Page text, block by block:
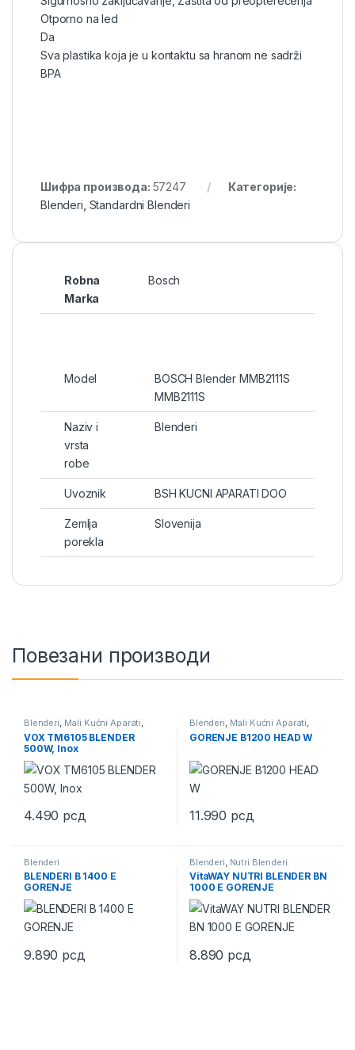
Otporno na led
Da
Sva plastika koja je u kontaktu sa hranom ne sadrži
BPA
Шифра производа: 57247
Категорије:
Blenderi Standardni Blenderi
Robna
Marka
Bosch
Model
BOSCH Blender MMB2111S
MMB2111S
Naziv i
vrsta
robe
Blenderi
Uvoznik BSH KUCNI APARATI DOO
Zemlja
porekla
Slovenija
Повезани производи
Blenderi, Mali Kućni Aparati,
Standardni Blenderi
VOX TM6105 BLENDER
500W, Inox
4.490 рсд
Blenderi, Mali Kućni Aparati,
Nutri Blenderi
GORENJE B1200 HEAD W
11.990 рсд
Blenderi
BLENDERI B 1400 E
GORENJE
9.890 рсд
Blenderi Nutri Blenderi
VitaWAY NUTRI BLENDER BN
1000 E GORENJE
8.890 рсд